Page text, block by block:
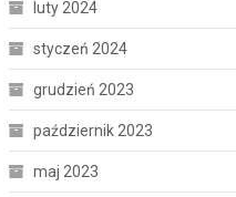
luty 2024
styczeń 2024
grudzień 2023
październik 2023
maj 2023